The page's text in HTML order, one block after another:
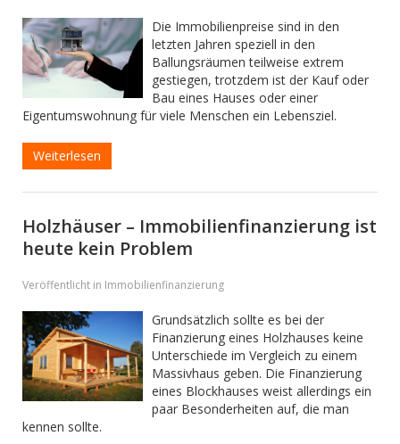
Die Immobilienpreise sind in den
letzten Jahren speziell in den
Ballungsräumen teilweise extrem
gestiegen, trotzdem ist der Kauf oder
Bau eines Hauses oder einer
Eigentumswohnung für viele Menschen ein Lebensziel.
Weiterlesen
Holzhäuser – Immobilienfinanzierung ist
heute kein Problem
Veröffentlicht in Immobilienfinanzierung
Grundsätzlich sollte es bei der
Finanzierung eines Holzhauses keine
Unterschiede im Vergleich zu einem
Massivhaus geben. Die Finanzierung
eines Blockhauses weist allerdings ein
paar Besonderheiten auf, die man
kennen sollte.